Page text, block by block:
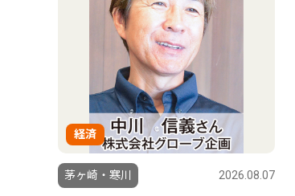
経済
茅ヶ崎・寒川 2026.08.07